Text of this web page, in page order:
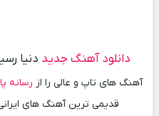
دانلود آهنگ جدید دنیا
آهنگ های تاپ و عالی را از رسانه
قدیمی ترین آهنگ های